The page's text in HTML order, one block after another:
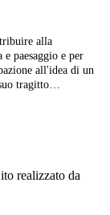
alla
paesaggio e per
all'idea di un
tragitto…
realizzato da